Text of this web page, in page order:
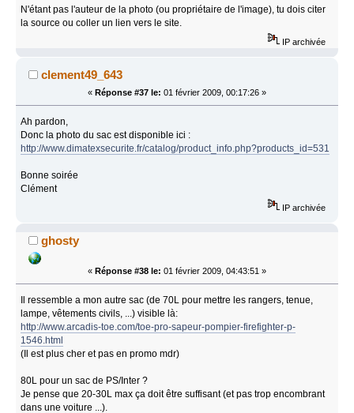
N'étant pas l'auteur de la photo (ou propriétaire de l'image), tu dois citer
la source ou coller un lien vers le site.
IP archivée
clement49_643
« Réponse #37 le: 01 février 2009, 00:17:26 »
Ah pardon,
Donc la photo du sac est disponible ici :
http://www.dimatexsecurite.fr/catalog/product_info.php?products_id=531
Bonne soirée
Clément
IP archivée
ghosty
« Réponse #38 le: 01 février 2009, 04:43:51 »
Il ressemble a mon autre sac (de 70L pour mettre les rangers, tenue,
lampe, vêtements civils, ...) visible là:
http://www.arcadis-toe.com/toe-pro-sapeur-pompier-firefighter-p-
1546.html
(Il est plus cher et pas en promo mdr)
80L pour un sac de PS/Inter ?
Je pense que 20-30L max ça doit être suffisant (et pas trop encombrant
dans une voiture ...).